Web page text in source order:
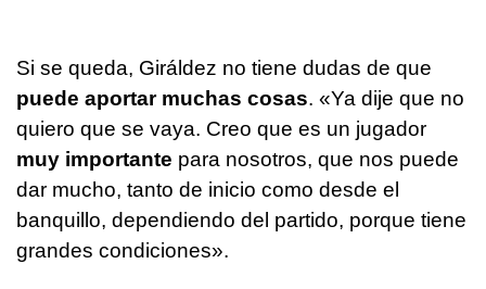
Si se queda, Giráldez no tiene dudas de que
puede aportar muchas cosas. «Ya dije que no
quiero que se vaya. Creo que es un jugador
muy importante para nosotros, que nos puede
dar mucho, tanto de inicio como desde el
banquillo, dependiendo del partido, porque tiene
grandes condiciones».